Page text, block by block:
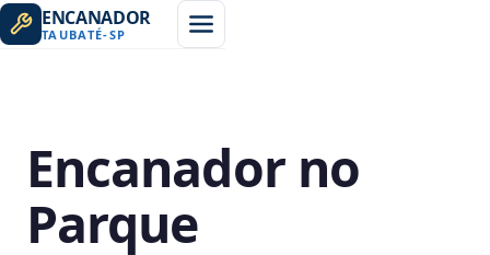
ENCANADOR
TAUBATÉ-SP
Encanador no
Parque